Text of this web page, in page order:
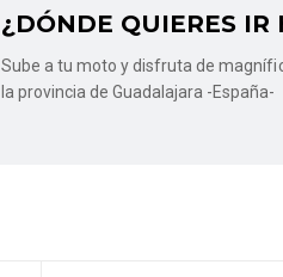
¿DÓNDE QUIERES IR
Sube a tu moto y disfruta de
la provincia de Guadalajara -España-